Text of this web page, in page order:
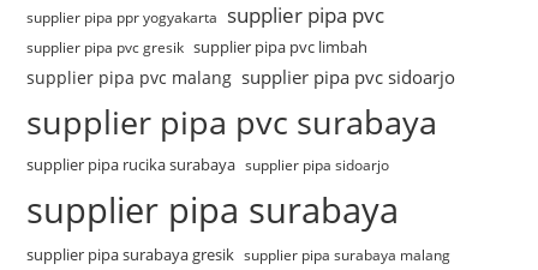
supplier pipa ppr yogyakarta supplier pipa pvc
supplier pipa pvc gresik supplier pipa pvc limbah
supplier pipa pvc malang supplier pipa pvc sidoarjo
supplier pipa pvc surabaya
supplier pipa rucika surabaya supplier pipa sidoarjo
supplier pipa surabaya
supplier pipa surabaya gresik supplier pipa surabaya malang